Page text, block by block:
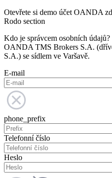
Otevřete si demo účet OANDA
Rodo section
Kdo je správcem osobních údajů?
OANDA TMS Brokers S.A.
S.A.) se sídlem ve Varšavě.
E-mail
phone_prefix
Telefonní číslo
Heslo